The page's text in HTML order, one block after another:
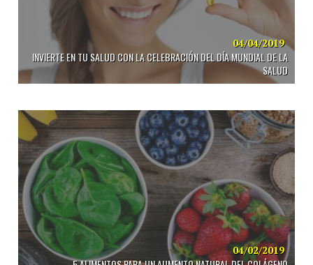
04/04/2019
INVIERTE EN TU SALUD CON LA CELEBRACIÓN DEL DÍA MUNDIAL DE LA
SALUD
04/02/2019